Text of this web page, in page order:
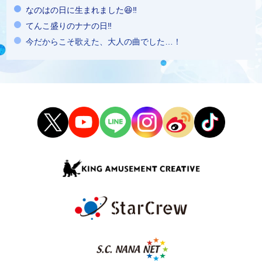
なのはの日に生まれました😆‼️
てんこ盛りのナナの日‼️
今だからこそ歌えた、大人の曲でした…！